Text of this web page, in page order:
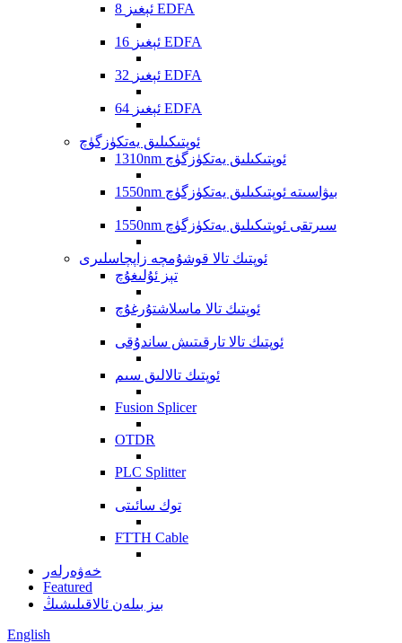
8 ئېغىز EDFA
16 ئېغىز EDFA
32 ئېغىز EDFA
64 ئېغىز EDFA
ئوپتىكىلىق يەتكۈزگۈچ
1310nm ئوپتىكىلىق يەتكۈزگۈچ
1550nm بىۋاسىتە ئوپتىكىلىق يەتكۈزگۈچ
1550nm سىرتقى ئوپتىكىلىق يەتكۈزگۈچ
ئوپتىك تالا قوشۇمچە زاپچاسلىرى
تېز ئۇلىغۇچ
ئوپتىك تالا ماسلاشتۇرغۇچ
ئوپتىك تالا تارقىتىش ساندۇقى
ئوپتىك تالالىق سىم
Fusion Splicer
OTDR
PLC Splitter
توك سائىتى
FTTH Cable
خەۋەرلەر
Featured
بىز بىلەن ئالاقىلىشىڭ
English